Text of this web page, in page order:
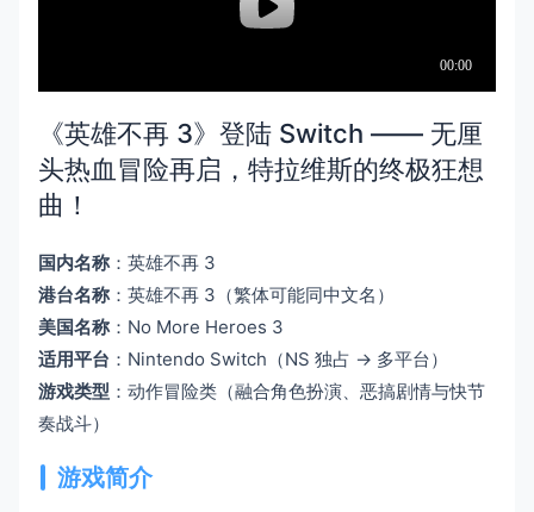
《英雄不再 3》登陆 Switch —— 无厘
头热血冒险再启，特拉维斯的终极狂想
曲！
国内名称：英雄不再 3
港台名称：英雄不再 3（繁体可能同中文名）
美国名称：No More Heroes 3
适用平台 ：Nintendo Switch（NS 独占 → 多平台）
游戏类型 ：动作冒险类（融合角色扮演、恶搞剧情与快节
奏战斗）
游戏简介